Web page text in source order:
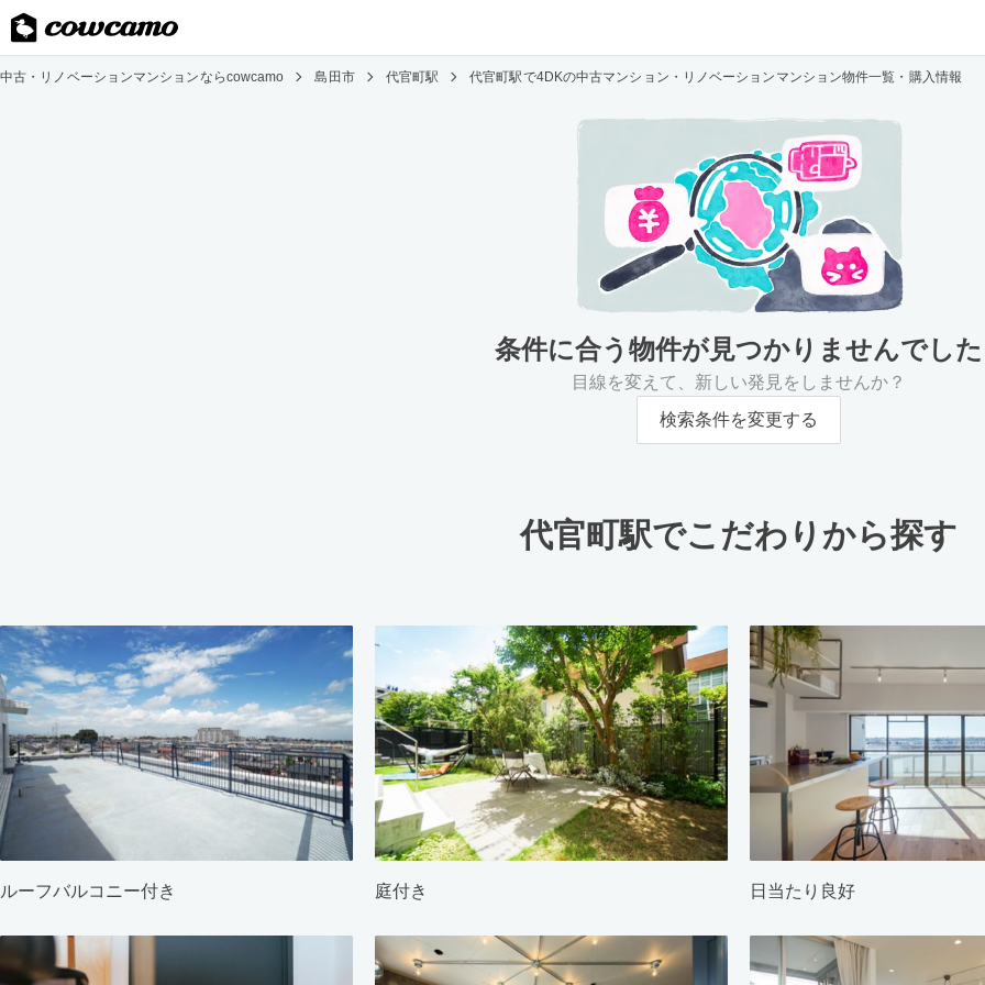
中古・リノベーションマンションならcowcamo 島田市 代官町駅 代官町駅で4DKの中古マンション・リノベーションマンション物件一覧・購入情報
条件に合う物件が見つかりませんでした
目線を変えて、新しい発見をしませんか？
検索条件を変更する
代官町駅でこだわりから探す
ルーフバルコニー付き 庭付き 日当たり良好